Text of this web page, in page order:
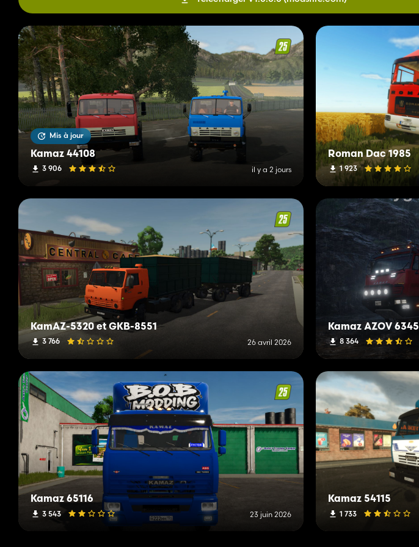
Mis à jour
Kamaz 44108
3 906 il y a 2 jours
Roman Dac 1985
1 923
KamAZ-5320 et GKB-8551
3 766 26 avril 2026
Kamaz AZOV 6345
8 364
Kamaz 65116
3 543 23 juin 2026
Kamaz 54115
1 733